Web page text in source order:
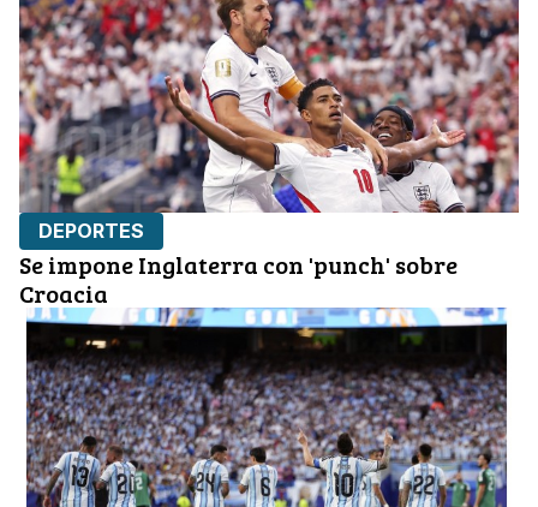
DEPORTES
Se impone Inglaterra con 'punch' sobre
Croacia